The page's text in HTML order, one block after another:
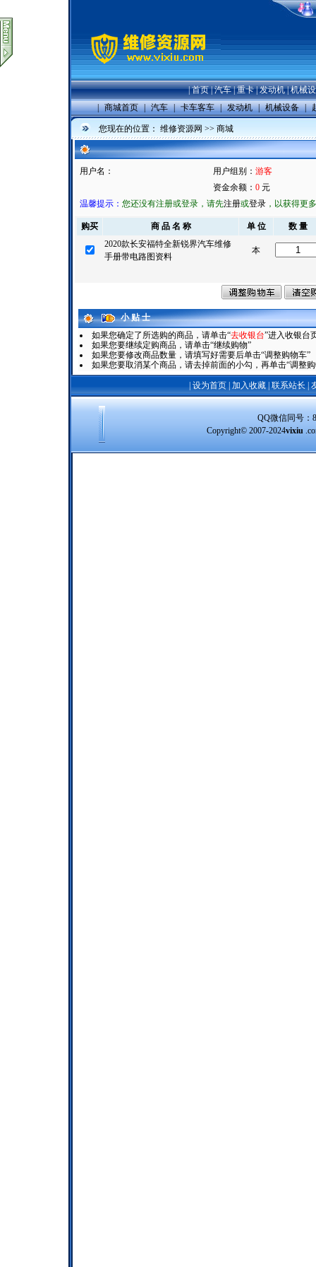
|首页|汽车|重卡|发动机|机械
| 商城首页 | 汽车 | 卡车客车 | 发动机 | 机械设备 |
您现在的位置： 维修资源网 >> 商城
用户名： 用户组别： 游客
资金余额： 0 元
温馨提示： 您还没有注册或登录，请先注册或登录 ，以获得更
购买 商 品 名 称 单 位
数 量
2020款长安福特全新锐界汽车维修
手册带电路图资料
本
小 贴 士
如果您确定了所选购的商品，请单击“去收银台”进入收银台
如果您要继续定购商品，请单击“继续购物”
如果您要修改商品数量，请填写好需要后单击“调整购物车”
如果您要取消某个商品，请去掉前面的小勾，再单击“调整
设为首页| 加入收藏| 联系站长
QQ微信同号：
Copyright© 2007-2024vixiu